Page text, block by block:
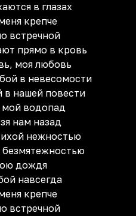
в глазах
крепче
встречной
прямо в кровь
моя любовь
в невесомости
в нашей повести
водопад
нам назад
нежностью
дождя
навсегда
крепче
встречной